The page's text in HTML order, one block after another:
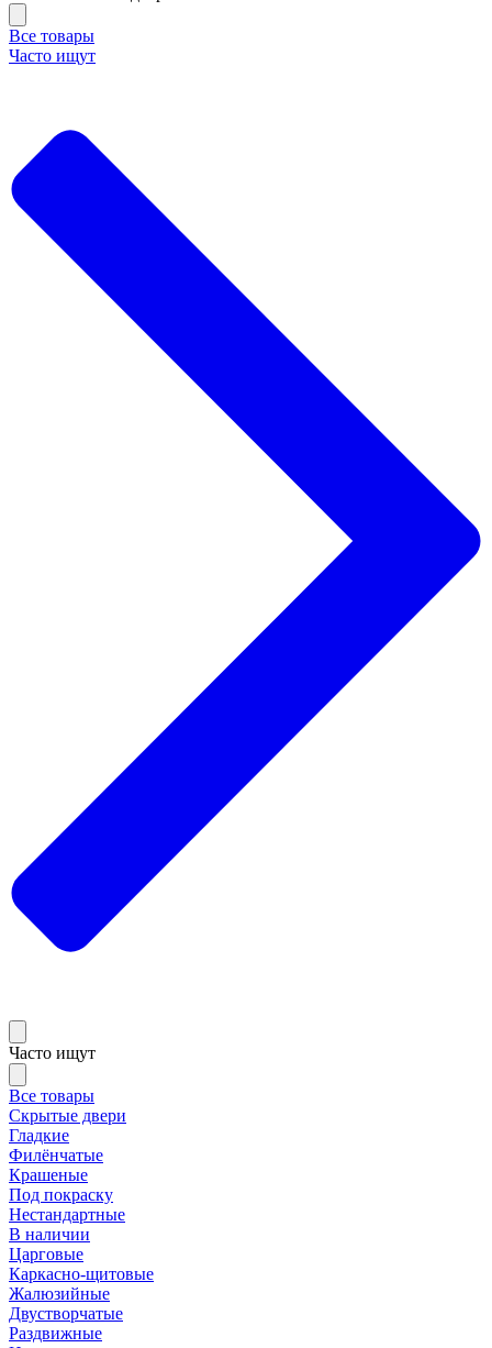
Все товары
Часто ищут
Часто ищут
Все товары
Скрытые двери
Гладкие
Филёнчатые
Крашеные
Под покраску
Нестандартные
В наличии
Царговые
Каркасно-щитовые
Жалюзийные
Двустворчатые
Раздвижные